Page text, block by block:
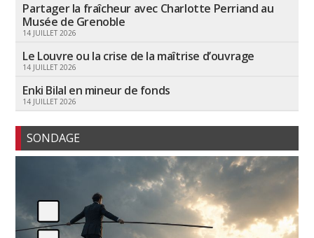
Partager la fraîcheur avec Charlotte Perriand au
Musée de Grenoble
14 JUILLET 2026
Le Louvre ou la crise de la maîtrise d’ouvrage
14 JUILLET 2026
Enki Bilal en mineur de fonds
14 JUILLET 2026
SONDAGE